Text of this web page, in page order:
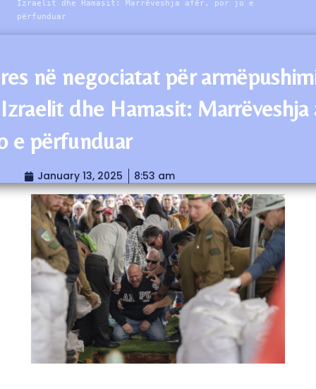
Izraelit dhe Hamasit: Marrëveshja afër, por jo e
përfunduar
në negociatat për
dhe Hamasit: Marrëveshja
e përfunduar
January 13, 2025 8:53 am